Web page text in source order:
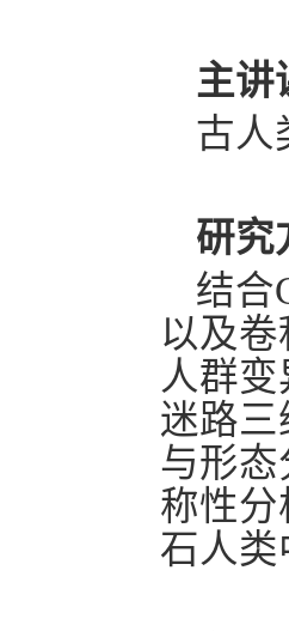
主讲
古人
研究
结合
以及
人群
迷路
与形
称性
石人